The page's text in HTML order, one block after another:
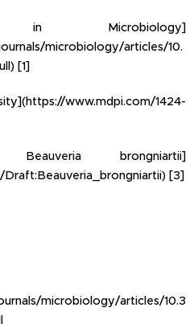
Microbiology]
microbiology/articles/10.
[1]
www.mdpi.com/1424-
brongniartii]
[3]
microbiology/articles/10.3